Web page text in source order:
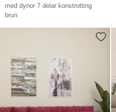
med dynor 7 delar konstrotting
brun